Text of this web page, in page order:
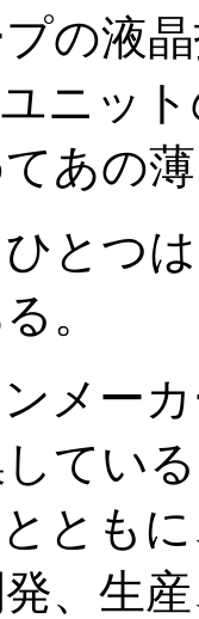
の液
ニッ
あの
とつ
。
メー
てい
とも
、生